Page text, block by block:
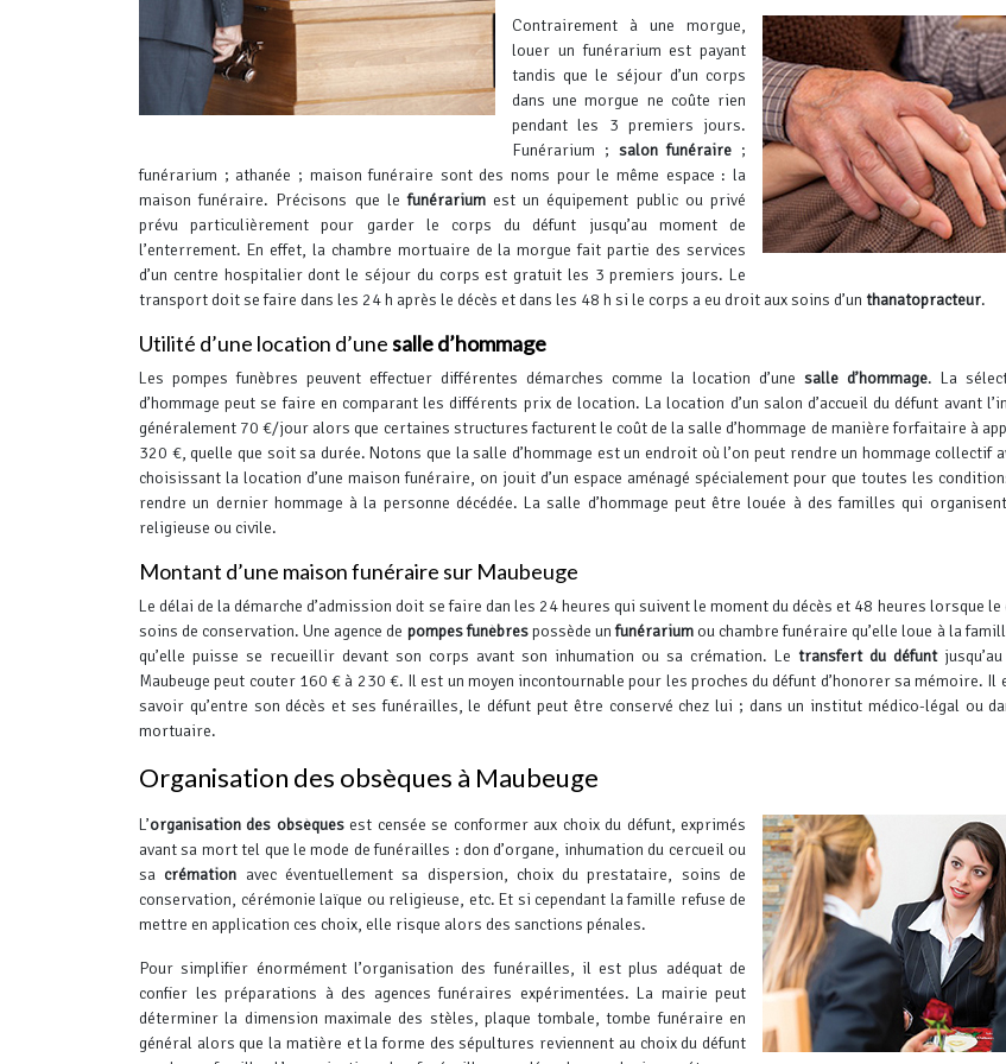
Contrairement à une morgue,
louer un funérarium est payant
tandis que le séjour d’un corps
dans une morgue ne coûte rien
pendant les 3 premiers jours.
Funérarium ; salon funéraire ;
funérarium ; athanée ; maison funéraire sont des noms pour le même espace : la
maison funéraire. Précisons que lefunérarium est un équipement public ou privé
prévu particulièrement pour garder le corps du défunt jusqu’au moment de
l’enterrement. En effet, la chambre mortuaire de la morgue fait partie des services
d’un centre hospitalier dont le séjour du corps est gratuit les 3 premiers jours. Le
transport doit se faire dans les 24 h après le décès et dans les 48 h si le corps a eu droit aux soins d’un thanatopracteur.
Utilité d’une location d’unesalle d’hommage
Les pompes funèbres peuvent effectuer différentes démarches comme la location d’une salle d’hommage. La
d’hommage peut se faire en comparant les différents prix de location. La location d’un salon d’accueil du défunt avant
généralement 70 €/jour alors que certaines structures facturent le coût de la salle d’hommage de manière forfaitaire à
320 €, quelle que soit sa durée. Notons que la salle d’hommage est un endroit où l’on peut rendre un hommage collectif
choisissant la location d’une maison funéraire, on jouit d’un espace aménagé spécialement pour que toutes les
rendre un dernier hommage à la personne décédée. La salle d’hommage peut être louée à des familles qui
religieuse ou civile.
Montant d’une maison funéraire sur Maubeuge
Le délai de la démarche d’admission doit se faire dan les 24 heures qui suivent le moment du décès et 48 heures lorsque le
soins de conservation. Une agence de pompes funèbrespossède unfunérarium ou chambre funéraire qu’elle loue à la
qu’elle puisse se recueillir devant son corps avant son inhumation ou sa crémation. Le transfert du défunt
Maubeuge peut couter 160 € à 230 €. Il est un moyen incontournable pour les proches du défunt d’honorer sa mémoire. Il
savoir qu’entre son décès et ses funérailles, le défunt peut être conservé chez lui ; dans un institut médico-légal ou
mortuaire.
Organisation des obsèques à Maubeuge
L’organisation des obsèquesest censée se conformer aux choix du défunt, exprimés
avant sa mort tel que le mode de funérailles : don d’organe, inhumation du cercueil ou
sa crémation avec éventuellement sa dispersion, choix du prestataire, soins de
conservation, cérémonie laïque ou religieuse, etc. Et si cependant la famille refuse de
mettre en application ces choix, elle risque alors des sanctions pénales.
Pour simplifier énormément l’organisation des funérailles, il est plus adéquat de
confier les préparations à des agences funéraires expérimentées. La mairie peut
déterminer la dimension maximale des stèles, plaque tombale, tombe funéraire en
général alors que la matière et la forme des sépultures reviennent au choix du défunt